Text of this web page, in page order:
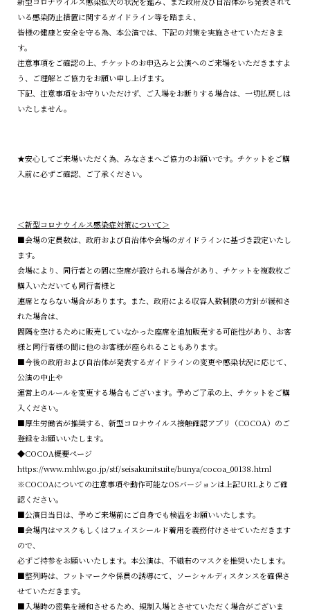
いる感染防止措置に関するガイドライン等を踏まえ、
皆様の健康と安全を守る為、本公演では、下記の対策を実施させていただきま
す。
注意事項をご確認の上、チケットのお申込みと公演へのご来場をいただきますよ
う、ご理解とご協力をお願い申し上げます。
下記、注意事項をお守りいただけず、ご入場をお断りする場合は、一切払戻しは
いたしません。
★安心してご来場いただく為、みなさまへご協力のお願いです。チケットをご購
入前に必ずご確認、ご了承ください。
＜新型コロナウイルス感染症対策について＞
■会場の定員数は、政府および自治体や会場のガイドラインに基づき設定いたし
ます。
会場により、同行者との間に空席が設けられる場合があり、チケットを複数枚ご
購入いただいても同行者様と
連席とならない場合があります。また、政府による収容人数制限の方針が緩和さ
れた場合は、
間隔を空けるために販売していなかった座席を追加販売する可能性があり、お客
様と同行者様の間に他のお客様が座られることもあります。
■今後の政府および自治体が発表するガイドラインの変更や感染状況に応じて、
公演の中止や
運営上のルールを変更する場合もございます。予めご了承の上、チケットをご購
入ください。
■厚生労働省が推奨する、新型コロナウイルス接触確認アプリ（COCOA）のご
登録をお願いいたします。
◆COCOA概要ページ
https://www.mhlw.go.jp/stf/seisakunitsuite/bunya/cocoa_00138.html
※COCOAについての注意事項や動作可能なOSバージョンは上記URLよりご確
認ください。
■公演日当日は、予めご来場前にご自身でも検温をお願いいたします。
■会場内はマスクもしくはフェイスシールド着用を義務付けさせていただきます
ので、
必ずご持参をお願いいたします。本公演は、不織布のマスクを推奨いたします。
■整列時は、フットマークや係員の誘導にて、ソーシャルディスタンスを確保さ
せていただきます。
■入場時の密集を緩和させるため、規制入場とさせていただく場合がございま